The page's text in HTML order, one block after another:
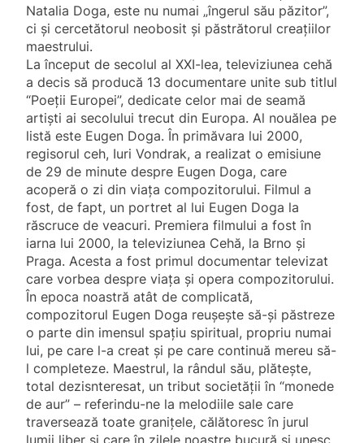
Natalia Doga, este nu numai „îngerul său păzitor”,
ci şi cercetătorul neobosit şi păstrătorul creaţiilor
maestrului.
La început de secolul al XXI-lea, televiziunea cehă
a decis să producă 13 documentare unite sub titlul
“Poeţii Europei”, dedicate celor mai de seamă
artişti ai secolului trecut din Europa. Al nouălea pe
listă este Eugen Doga. În primăvara lui 2000,
regisorul ceh, Iuri Vondrak, a realizat o emisiune
de 29 de minute despre Eugen Doga, care
acoperă o zi din viaţa compozitorului. Filmul a
fost, de fapt, un portret al lui Eugen Doga la
răscruce de veacuri. Premiera filmului a fost în
iarna lui 2000, la televiziunea Cehă, la Brno şi
Praga. Acesta a fost primul documentar televizat
care vorbea despre viaţa şi opera compozitorului.
În epoca noastră atât de complicată,
compozitorul Eugen Doga reuşeşte să-şi păstreze
o parte din imensul spaţiu spiritual, propriu numai
lui, pe care l-a creat şi pe care continuă mereu să-
l completeze. Maestrul, la rândul său, plăteşte,
total dezisnteresat, un tribut societăţii în “monede
de aur” – referindu-ne la melodiile sale care
traversează toate graniţele, călătoresc în jurul